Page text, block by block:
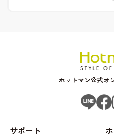
ホットマン公式オ
サポート